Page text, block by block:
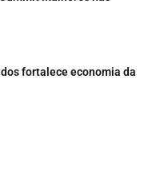
fortalece economia da